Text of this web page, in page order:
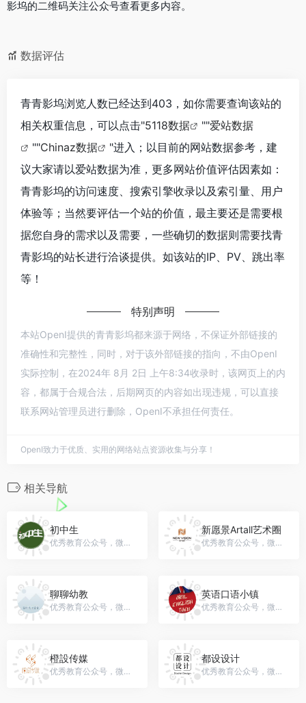
影坞的二维码关注公众号查看更多内容。
数据评估
青青影坞浏览人数已经达到403，如你需要查询该站的
相关权重信息，可以点击"5118数据 ""爱站数据
""Chinaz数据
"进入；以目前的网站数据参考，建
议大家请以爱站数据为准，更多网站价值评估因素如：
青青影坞的访问速度、搜索引擎收录以及索引量、用户
体验等；当然要评估一个站的价值，最主要还是需要根
据您自身的需求以及需要，一些确切的数据则需要找青
青影坞的站长进行洽谈提供。如该站的IP、PV、跳出率
等！
特别声明
本站OpenI提供的青青影坞都来源于网络，不保证外部链接的
准确性和完整性，同时，对于该外部链接的指向，不由OpenI
实际控制，在2024年 8月 2日 上午8:34收录时，该网页上的内
容，都属于合规合法，后期网页的内容如出现违规，可以直接
联系网站管理员进行删除，OpenI不承担任何责任。
OpenI致力于优质、实用的网络站点资源收集与分享！
相关导航
初中生
优秀教育公众号，微信号：kukaczs
新愿景Artall艺术圈
优秀教育公众号，微信号：NewVisionArtall
聊聊幼教
优秀教育公众号，微信号：gh_fd3574c91b90
英语口语小镇
优秀教育公众号，微信号：kawaiii1989
橙設传媒
优秀教育公众号，微信号：gh_ec8bd78907d5
都设设计
优秀教育公众号，微信号：gh_c0744a84ee58